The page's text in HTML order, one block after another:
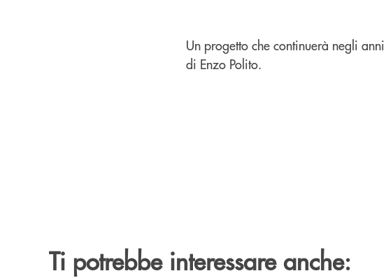
Un progetto che continuerà negli
di Enzo Polito.
Ti potrebbe interessare anche: